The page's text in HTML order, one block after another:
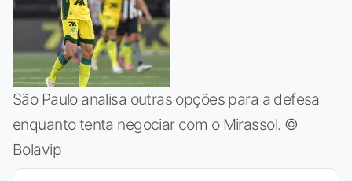
São Paulo analisa outras opções para a defesa
enquanto tenta negociar com o Mirassol. ©
Bolavip